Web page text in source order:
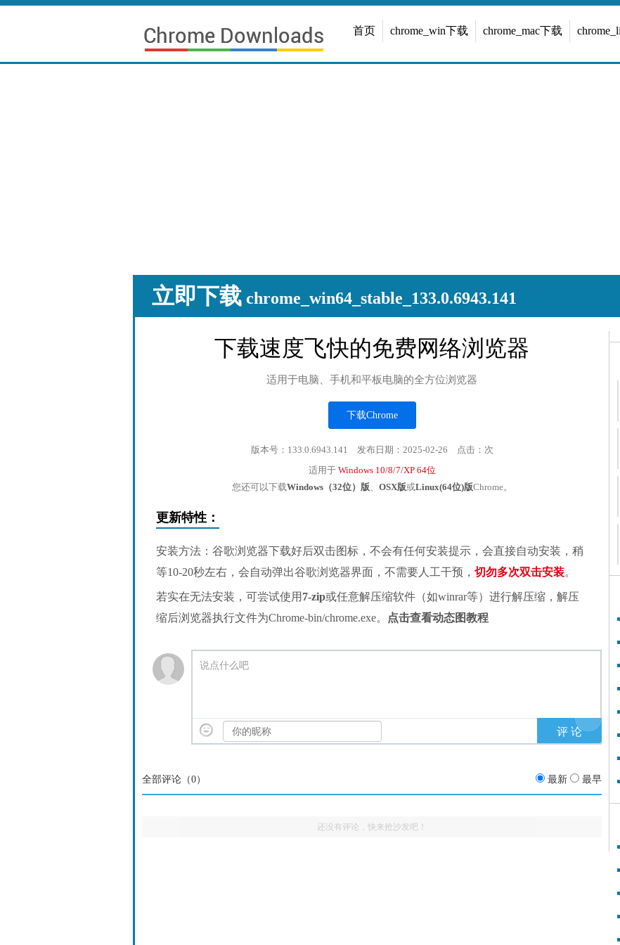
首页 chrome_win下载 chrome_mac下载
立即下载 chrome_win64_stable_133.0.6943.141
下载速度飞快的免费网络浏览器
适用于电脑、手机和平板电脑的全方位浏览器
下载Chrome
版本号：133.0.6943.141 发布日期：2025-02-26 点击： 次
适用于 Windows 10/8/7/XP 64位
您还可以下载Windows（32位）版、 OSX版或Linux(64位)版Chrome。
更新特性：
安装方法：谷歌浏览器下载好后双击图标，不会有任何安装提示，会直接自动安装，稍
等10-20秒左右，会自动弹出谷歌浏览器界面，不需要人工干预， 切勿多次双击安装。
若实在无法安装，可尝试使用 7-zip或任意解压缩软件（如winrar等）进行解压缩，解压
缩后浏览器执行文件为Chrome-bin/chrome.exe。
点击查看动态图教程
说点什么吧
全部评论（0） 最新 最早
还没有评论，快来抢沙发吧！